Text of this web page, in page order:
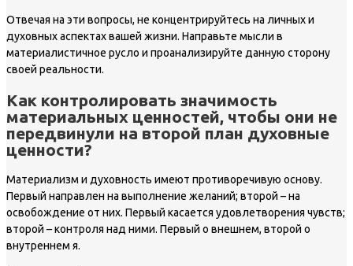
Отвечая на эти вопросы, не концентрируйтесь на личных и
духовных аспектах вашей жизни. Направьте мысли в
материалистичное русло и проанализируйте данную сторону
своей реальности.
Как контролировать значимость
материальных ценностей, чтобы они не
передвинули на второй план духовные
ценности?
Материализм и духовность имеют противоречивую основу.
Первый направлен на выполнение желаний; второй – на
освобождение от них. Первый касается удовлетворения чувств;
второй – контроля над ними. Первый о внешнем, второй о
внутреннем я.